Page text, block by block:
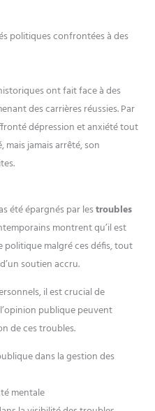
politiques confrontées à des
ont fait face à des
des carrières réussies. Par
dépression et anxiété tout
mais jamais arrêté, son
été épargnés par lestroubles
montrent qu’il est
politique malgré ces défis, tout
soutien accru.
il est crucial de
publique peuvent
de ces troubles.
dans la gestion des
mentale